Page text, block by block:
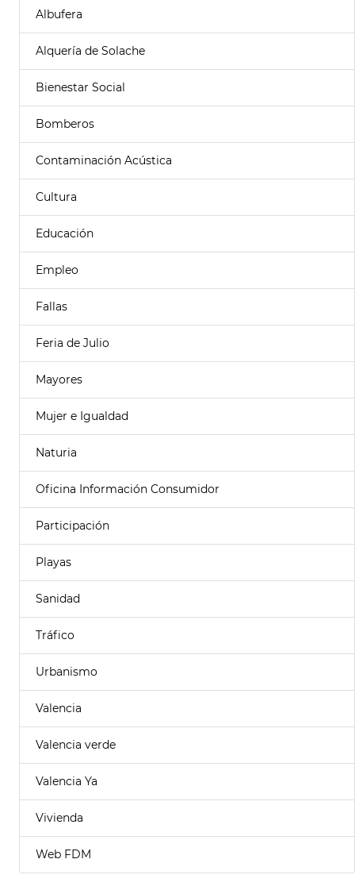
Albufera
Alquería de Solache
Bienestar Social
Bomberos
Contaminación Acústica
Cultura
Educación
Empleo
Fallas
Feria de Julio
Mayores
Mujer e Igualdad
Naturia
Oficina Información Consumidor
Participación
Playas
Sanidad
Tráfico
Urbanismo
Valencia
Valencia verde
Valencia Ya
Vivienda
Web FDM